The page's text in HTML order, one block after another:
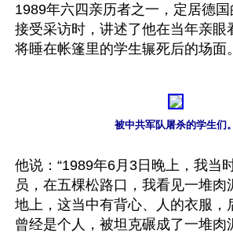
1989年六四亲历者之一，定居德
接受采访时，讲述了他在当年亲眼
将睡在帐篷里的学生辗死后的场面。
被中共军队屠杀的学生们。
他说：“1989年6月3日晚上，我当
员，在五棵松路口，我看见一堆肉
地上，这当中有背心、人的衣服，
曾经是个人，被坦克碾成了一堆肉